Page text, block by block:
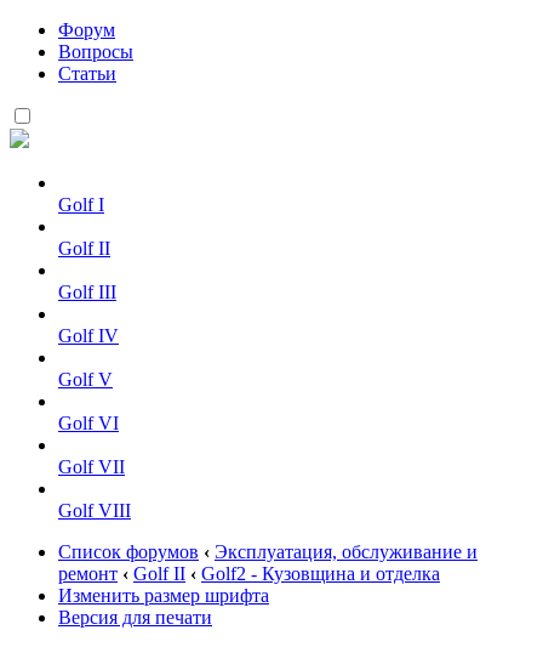
Форум
Вопросы
Статьи
Golf I
Golf II
Golf III
Golf IV
Golf V
Golf VI
Golf VII
Golf VIII
Список форумов ‹ Эксплуатация, обслуживание и
ремонт ‹ Golf II ‹ Golf2 - Кузовщина и отделка
Изменить размер шрифта
Версия для печати